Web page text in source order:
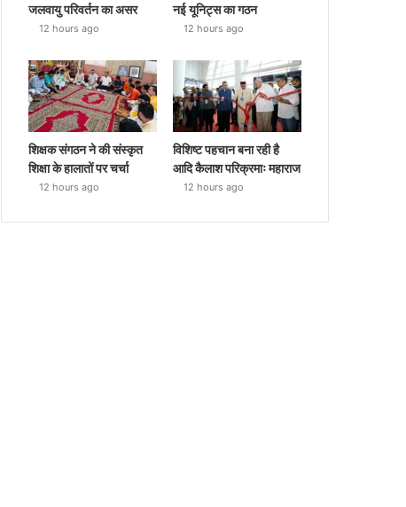
जलवायु परिवर्तन का असर
12 hours ago
नई यूनिट्स का गठन
12 hours ago
शिक्षक संगठन ने की संस्कृत
शिक्षा के हालातों पर चर्चा
12 hours ago
विशिष्ट पहचान बना रही है
आदि कैलाश परिक्रमाः महाराज
12 hours ago